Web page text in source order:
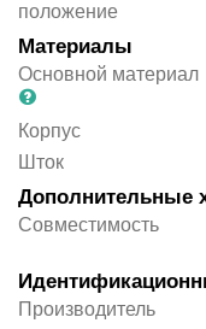
положение
Материалы
Основной материал
Корпус
Шток
Дополнительные
Совместимость
Производитель